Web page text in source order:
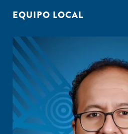
EQUIPO LOCAL